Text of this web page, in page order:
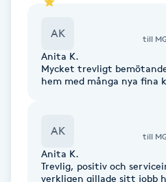
Celluliter
AK till
Anita K.
Mycket trevligt
hem med många nya fina
AK till
Anita K.
Trevlig, positiv och
verkligen gillade sitt jobb